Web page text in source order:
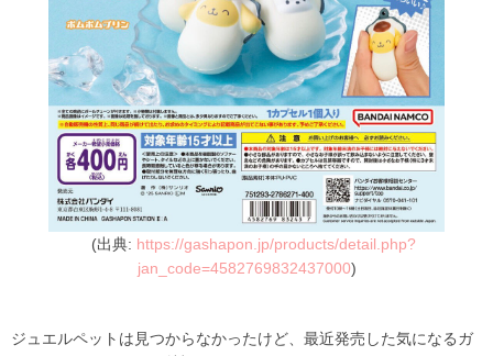
(出典: https://gashapon.jp/products/detail.php?
jan_code=4582769832437000)
ジュエルペットは見つからなかったけど、最近発売した気になるガ